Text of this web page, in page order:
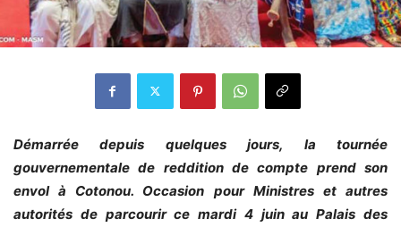
Démarrée depuis quelques jours, la tournée
gouvernementale de reddition de compte prend son
envol à Cotonou. Occasion pour Ministres et autres
autorités de parcourir ce mardi 4 juin au Palais des